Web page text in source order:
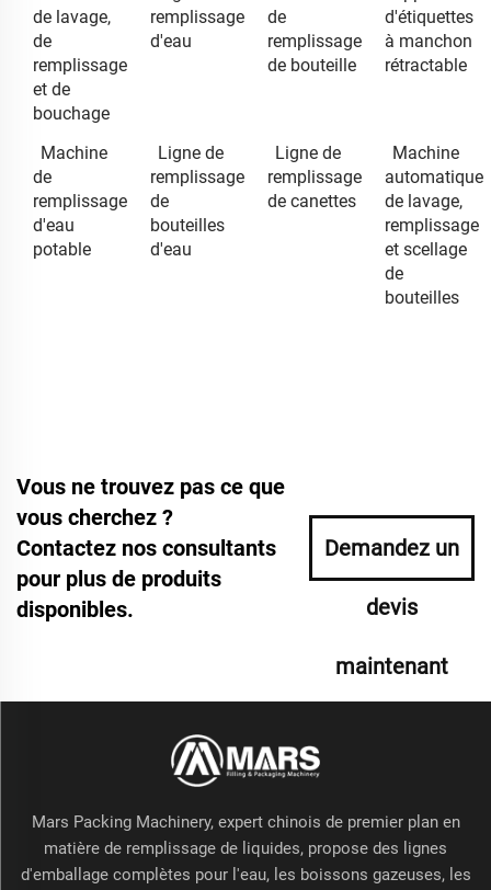
de lavage,
de
remplissage
et de
bouchage
remplissage
d'eau
de
remplissage
de bouteille
d'étiquettes
à manchon
rétractable
Machine
de
remplissage
d'eau
potable
Ligne de
remplissage
de
bouteilles
d'eau
Ligne de
remplissage
de canettes
Machine
automatique
de lavage,
remplissage
et scellage
de
bouteilles
Vous ne trouvez pas ce que
vous cherchez ?
Contactez nos consultants
pour plus de produits
disponibles.
Demandez un
devis
maintenant
Mars Packing Machinery, expert chinois de premier plan en
matière de remplissage de liquides, propose des lignes
d'emballage complètes pour l'eau, les boissons gazeuses, les